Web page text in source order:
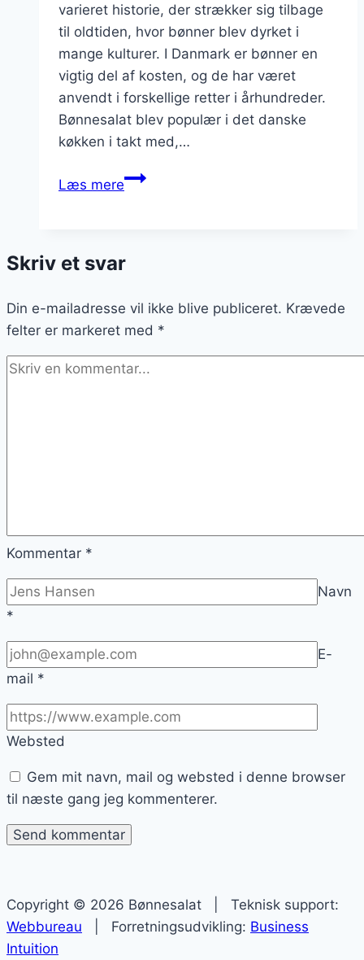
varieret historie, der strækker sig tilbage
til oldtiden, hvor bønner blev dyrket i
mange kulturer. I Danmark er bønner en
vigtig del af kosten, og de har været
anvendt i forskellige retter i århundreder.
Bønnesalat blev populær i det danske
køkken i takt med,…
Læs mereBønnesalat
Skriv et svar
Din e-mailadresse vil ikke blive publiceret. Krævede
felter er markeret med *
Kommentar *
Navn
*
E-
mail *
Websted
Gem mit navn, mail og websted i denne browser
til næste gang jeg kommenterer.
Copyright © 2026 Bønnesalat | Teknisk support:
Webbureau | Forretningsudvikling: Business
Intuition